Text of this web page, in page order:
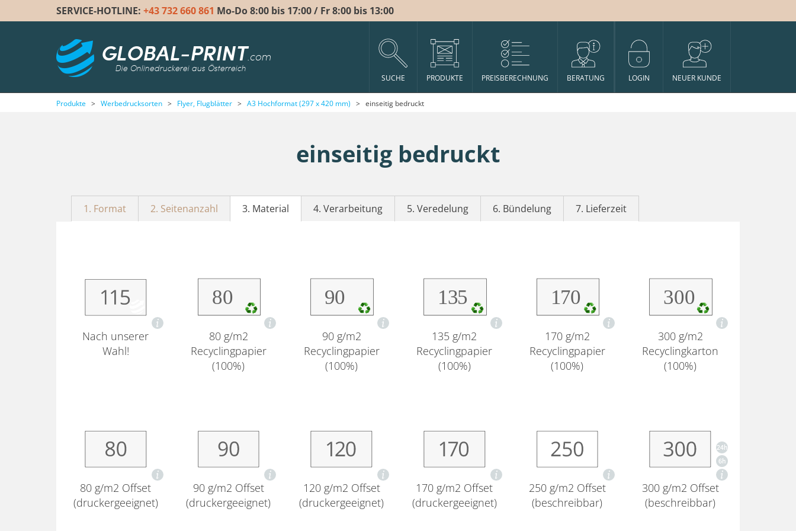
SERVICE-HOTLINE: +43 732 660 861 Mo-Do 8:00 bis 17:00 / Fr 8:00 bis 13:00
GLOBAL-PRINT.com
Die Onlinedruckerei aus Österreich
SUCHE PRODUKTE PREISBERECHNUNG BERATUNG LOGIN NEUER KUNDE
Produkte > Werbedrucksorten > Flyer, Flugblätter > A3 Hochformat (297 x 420 mm) > einseitig bedruckt
einseitig bedruckt
1. Format 2. Seitenanzahl 3. Material 4. Verarbeitung 5. Veredelung 6. Bündelung 7. Lieferzeit
Nach unserer
Wahl!
80 g/m2
Recyclingpapier
(100%)
90 g/m2
Recyclingpapier
(100%)
135 g/m2
Recyclingpapier
(100%)
170 g/m2
Recyclingpapier
(100%)
300 g/m2
Recyclingkarton
(100%)
80 g/m2 Offset
(druckergeeignet)
90 g/m2 Offset
(druckergeeignet)
120 g/m2 Offset
(druckergeeignet)
170 g/m2 Offset
(druckergeeignet)
250 g/m2 Offset
(beschreibbar)
300 g/m2 Offset
(beschreibbar)